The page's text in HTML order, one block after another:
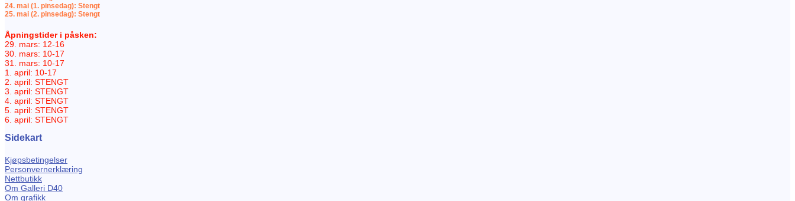
24. mai (1. pinsedag): Stengt
25. mai (2. pinsedag): Stengt
Åpningstider i påsken:
29. mars: 12-16
30. mars: 10-17
31. mars: 10-17
1. april: 10-17
2. april: STENGT
3. april: STENGT
4. april: STENGT
5. april: STENGT
6. april: STENGT
Sidekart
Kjøpsbetingelser
Personvernerklæring
Nettbutikk
Om Galleri D40
Om grafikk